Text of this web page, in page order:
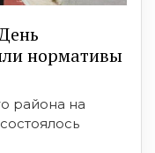
нормативы
района на